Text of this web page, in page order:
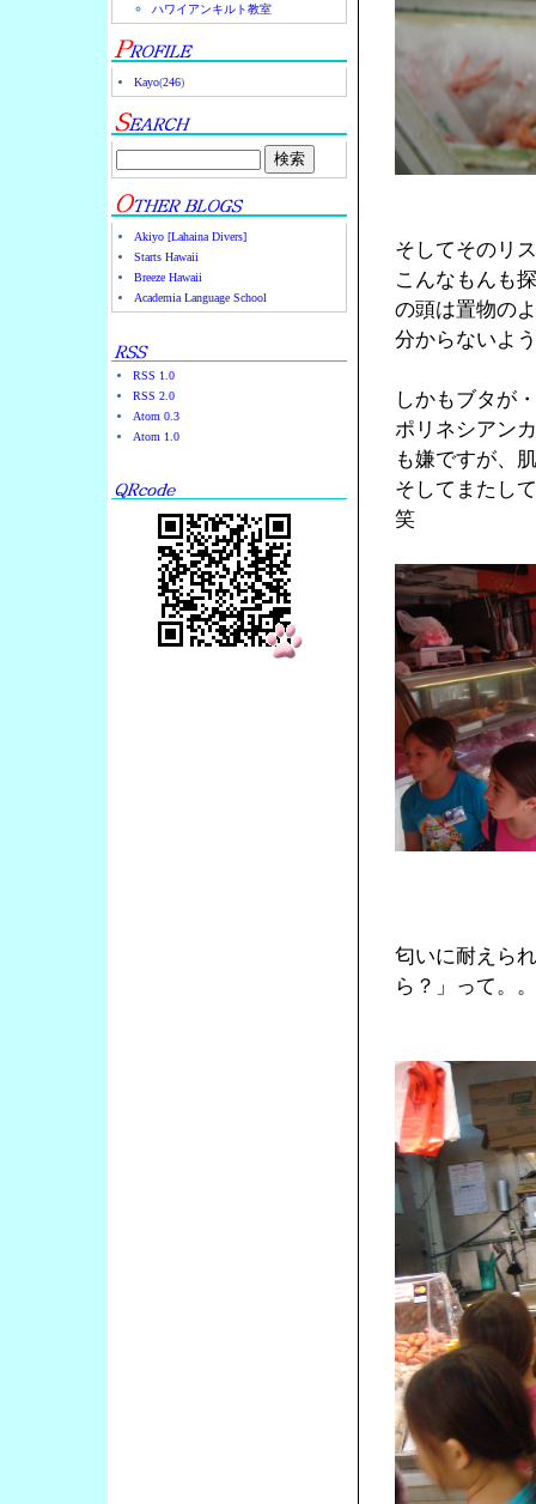
ハワイアンキルト教室
Kayo(246)
Akiyo [Lahaina Divers]
Starts Hawaii
Breeze Hawaii
Academia Language School
RSS 1.0
RSS 2.0
Atom 0.3
Atom 1.0
そしてそのリ
こんなもんも
の頭は置物の
分からないよ
しかもブタが
ポリネシアン
も嫌ですが、
そしてまたし
笑
匂いに耐えら
ら？」って。